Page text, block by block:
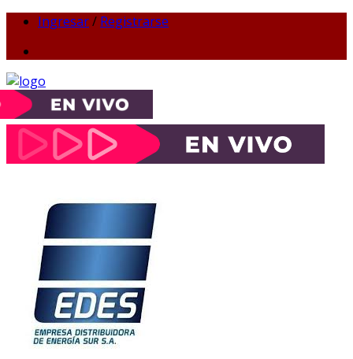
Ingresar/ Registrarse